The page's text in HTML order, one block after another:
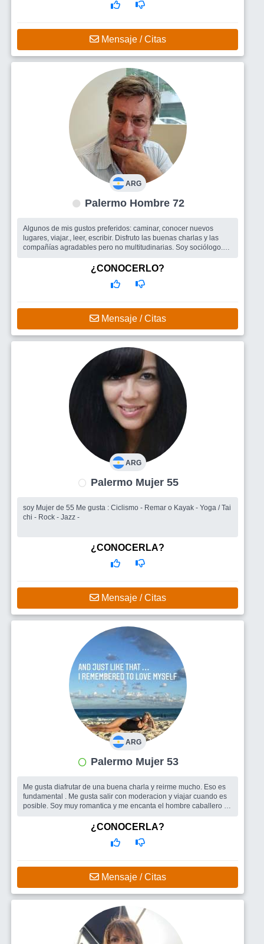
Mensaje / Citas
ARG
Palermo Hombre 72
Algunos de mis gustos preferidos: caminar, conocer nuevos
lugares, viajar., leer, escribir. Disfruto las buenas charlas y las
compañías agradables pero no multitudinarias. Soy sociólogo.
Me gustaría encontrar un grupo afín para hacer
amistades. Me interesa conocer una mujer, una compañera con
quien construir un lazo estable.
¿CONOCERLO?
Mensaje / Citas
ARG
Palermo Mujer 55
soy Mujer de 55 Me gusta : Ciclismo - Remar o Kayak - Yoga / Tai
chi - Rock - Jazz -
¿CONOCERLA?
Mensaje / Citas
ARG
Palermo Mujer 53
Me gusta diafrutar de una buena charla y reirme mucho. Eso es
fundamental . Me gusta salir con moderacion y viajar cuando es
posible. Soy muy romantica y me encanta el hombre caballero y
Me gustaria encontrar un hombre , una paraja con la cual
comoartir las cosas cotidianas de la vida , ayudarnos, protejernos
y disfrutar tanto de una salida como de una pizza viendo una
¿CONOCERLA?
Mensaje / Citas